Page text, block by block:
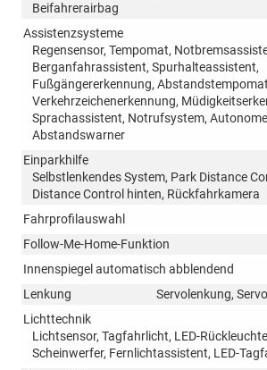
Beifahrerairbag
Assistenzsysteme
Regensensor, Tempomat,
Berganfahrassistent, Spurhalteassistent,
Fußgängererkennung,
Verkehrzeichenerkennung,
Sprachassistent, Notrufsystem,
Abstandswarner
Einparkhilfe
Selbstlenkendes System, Park Distance
Distance Control hinten, Rückfahrkamera
Fahrprofilauswahl
Follow-Me-Home-Funktion
Innenspiegel automatisch abblendend
Lenkung
Servolenkung,
Lichttechnik
Lichtsensor, Tagfahrlicht, LED-
Scheinwerfer, Fernlichtassistent, LED-